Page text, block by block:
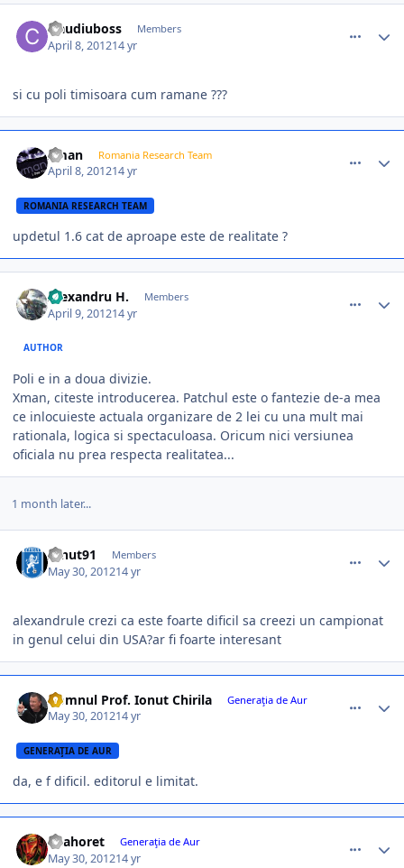
claudiuboss Members
April 8, 201214 yr
si cu poli timisoara cum ramane ???
xman Romania Research Team
April 8, 201214 yr
ROMANIA RESEARCH TEAM
updetul 1.6 cat de aproape este de realitate ?
Alexandru H. Members
April 9, 201214 yr
AUTHOR
Poli e in a doua divizie.
Xman, citeste introducerea. Patchul este o fantezie de-a mea
ce inlocuieste actuala organizare de 2 lei cu una mult mai
rationala, logica si spectaculoasa. Oricum nici versiunea
oficiala nu prea respecta realitatea...
1 month later...
Ionut91 Members
May 30, 201214 yr
alexandrule crezi ca este foarte dificil sa creezi un campionat
in genul celui din USA?ar fi foarte interesant
Domnul Prof. Ionut Chirila Generaţia de Aur
May 30, 201214 yr
GENERAŢIA DE AUR
da, e f dificil. editorul e limitat.
anahoret Generaţia de Aur
May 30, 201214 yr